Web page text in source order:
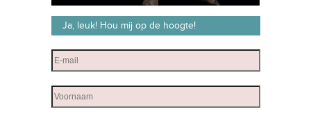
Ja, leuk! Hou mij op de hoogte!